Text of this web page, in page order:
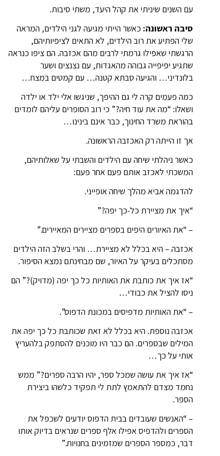
עם השנים שיניתי את קהל היעד, משתי סיבות.
סיבה ראשונה: כאשר הייתי מגיעה לגני הילדים, המראה
שלי הפתיע את רוב הילדים, לא התאים לציפיותיהם,
הרגשתי שאפילו גרמתי לרבים מהם אכזבה. הם ציפו כנראה
שתגיע יפיפייה גבוהה מהאגדות, עם נצנצים ושער
בלונדיני… והגיעה סבתא קטנה… עם קמטים במצח…
כמה פעמים קרה לי גם ההיפך, שניגשו אלי ילד או ילדה
ושאלו: “מה את עוד חיה?” כי רוב הסופרים עליהם לומדים
בהוראת משרד החינוך, כבר אינם בינינו…
אך זו הייתה רק האכזבה הראשונה.
כאשר ניהלתי שיחה עם הילדים והשבתי על שאלותיהם,
המשכתי לאכזב אותם פעם אחר פעם:
להדגמה אביא מהלך שיחה אופייני.
“איך את מציירת כל-כך יפה?”
– “את האיורים היפים בספרים מציירים המאיירים.”
אכזבה – היא בכלל לא מציירת… והרי בשלב הזה הילדים
מסתכלים בעיקר על האיור, שם מבחינתם נמצא הסיפור.
“אז איך את כותבת את האותיות כל כך יפה (מדויק)?” הם
ניסו להציל את כבודי…
– “את האותיות מדפיסים במכונת הדפוס”.
אכזבה נוספת. היא בכלל לא זאת שכותבת כל כך יפה את
המילים שבספרים. הם כבר היו מוכנים להסתפק בלהעריץ
אותי על כך…
“אז איך את עושה שמכל ספר, יהיו הרבה ספרים?” ממש
נחמד מצדם להתאמץ לתת לי תפקיד כלשהו ביצירת
הספר.
– “האנשים שעובדים בבית הדפוס יודעים לשכפל את
הספרים ולהדפיס אפילו אלף ספרים שנראים בדיוק אותו
דבר, כמספר הספרים שמזמינים בחנויות.”